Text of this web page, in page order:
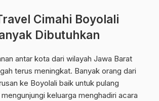
Cimahi Boyolali
Dibutuhkan
antar kota dari wilayah Jawa Barat
terus meningkat. Banyak orang dari
ke Boyolali baik untuk pulang
keluarga menghadiri acara